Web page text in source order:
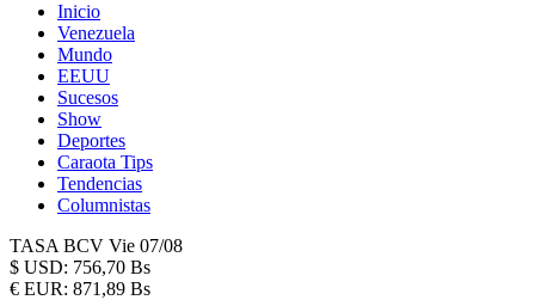
Inicio
Venezuela
Mundo
EEUU
Sucesos
Show
Deportes
Caraota Tips
Tendencias
Columnistas
TASA BCV Vie 07/08
$ USD: 756,70 Bs
€ EUR: 871,89 Bs